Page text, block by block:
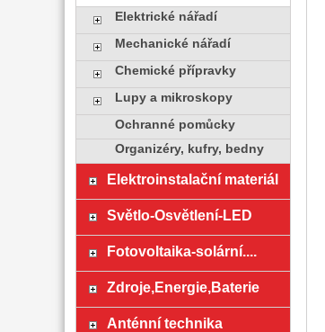
Elektrické nářadí
Mechanické nářadí
Chemické přípravky
Lupy a mikroskopy
Ochranné pomůcky
Organizéry, kufry, bedny
Elektroinstalační materiál
Světlo-Osvětlení-LED
Fotovoltaika-solární....
Zdroje,Energie,Baterie
Anténní technika